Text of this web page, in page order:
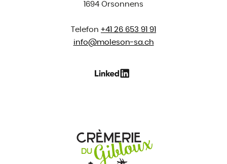
1694 Orsonnens
Telefon +41 26 653 91 91
info@moleson-sa.ch